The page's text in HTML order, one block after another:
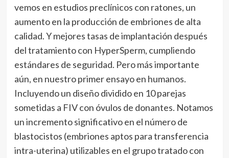
vemos en estudios preclínicos con ratones, un
aumento en la producción de embriones de alta
calidad. Y mejores tasas de implantación después
del tratamiento con HyperSperm, cumpliendo
estándares de seguridad. Pero más importante
aún, en nuestro primer ensayo en humanos.
Incluyendo un diseño dividido en 10 parejas
sometidas a FIV con óvulos de donantes. Notamos
un incremento significativo en el número de
blastocistos (embriones aptos para transferencia
intra-uterina) utilizables en el grupo tratado con